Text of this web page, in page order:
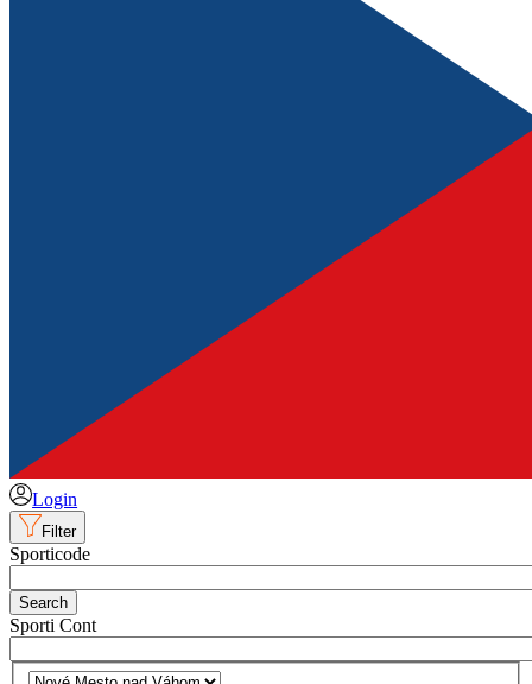
Login
Filter
Sporticode
Sporti Cont